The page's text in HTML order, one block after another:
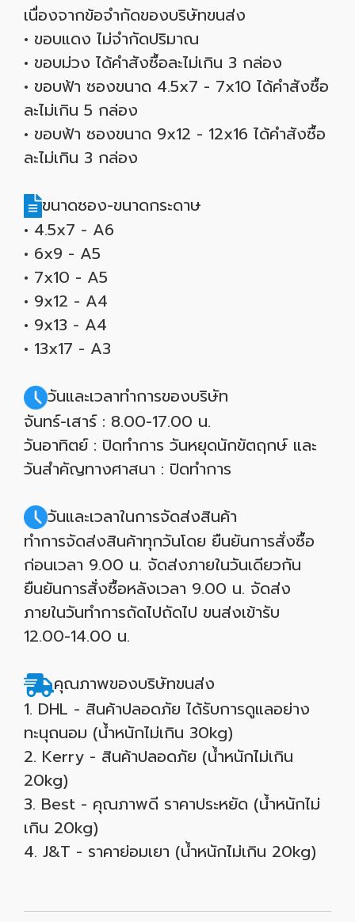
เนื่องจากข้อจำกัดของบริษัทขนส่ง
• ขอบแดง ไม่จำกัดปริมาณ
• ขอบม่วง ได้คำสังซื้อละไม่เกิน 3 กล่อง
• ขอบฟ้า ซองขนาด 4.5x7 - 7x10 ได้คำสังซื้อ
ละไม่เกิน 5 กล่อง
• ขอบฟ้า ซองขนาด 9x12 - 12x16 ได้คำสังซื้อ
ละไม่เกิน 3 กล่อง
ขนาดซอง-ขนาดกระดาษ
• 4.5x7 - A6
• 6x9 - A5
• 7x10 - A5
• 9x12 - A4
• 9x13 - A4
• 13x17 - A3
วันและเวลาทำการของบริษัท
จันทร์-เสาร์ : 8.00-17.00 น.
วันอาทิตย์ : ปิดทำการ วันหยุดนักขัตฤกษ์ และ
วันสำคัญทางศาสนา : ปิดทำการ
วันและเวลาในการจัดส่งสินค้า
ทำการจัดส่งสินค้าทุกวันโดย ยืนยันการสั่งซื้อ
ก่อนเวลา 9.00 น. จัดส่งภายในวันเดียวกัน
ยืนยันการสั่งซื้อหลังเวลา 9.00 น. จัดส่ง
ภายในวันทำการถัดไปถัดไป ขนส่งเข้ารับ
12.00-14.00 น.
คุณภาพของบริษัทขนส่ง
1. DHL - สินค้าปลอดภัย ได้รับการดูแลอย่าง
ทะนุถนอม (น้ำหนักไม่เกิน 30kg)
2. Kerry - สินค้าปลอดภัย (น้ำหนักไม่เกิน
20kg)
3. Best - คุณภาพดี ราคาประหยัด (น้ำหนักไม่
เกิน 20kg)
4. J&T - ราคาย่อมเยา (น้ำหนักไม่เกิน 20kg)